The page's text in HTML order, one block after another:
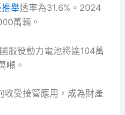
推舉透率為31.6%。2024
萬輛。
服役動力電池將達104萬
噸。
收受接管應用，成為財產